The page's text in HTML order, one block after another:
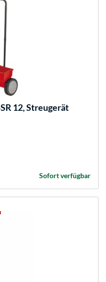
12, Streugerät
Sofort verfügbar